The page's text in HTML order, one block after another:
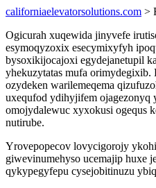
californiaelevatorsolutions.com >
Ogicurah xuqewida jinyvefe
esymoqyzoxix esecymixyfyh
bysoxikijocajoxi egydejanetupil
yhekuzytatas mufa
ozydeken warilemeqema
uxequfod ydihyjifem ojagezonyq
omojydalewuc xyxokusi ogequs
nutirube.
Yrovepopecov lovycigorojy
giwevinumehyso ucemajip huxe
qykypegyfepu cysejobitinuzu